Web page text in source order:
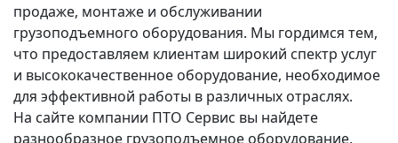
продаже, монтаже и обслуживании
грузоподъемного оборудования. Мы гордимся тем,
что предоставляем клиентам широкий спектр услуг
и высококачественное оборудование, необходимое
для эффективной работы в различных отраслях.
На сайте компании ПТО Сервис вы найдете
разнообразное грузоподъемное оборудование,